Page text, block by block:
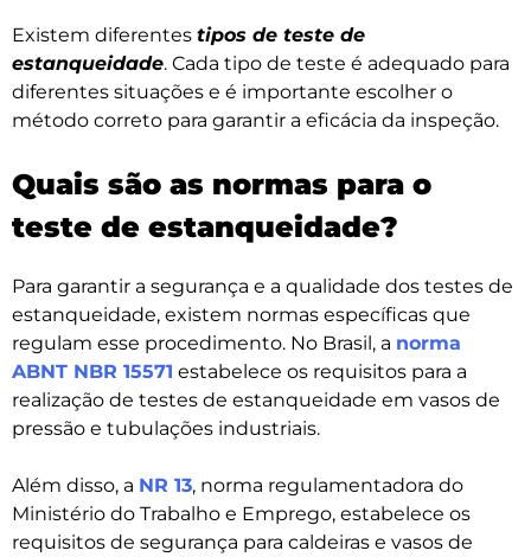
Existem diferentes tipos de teste de
estanqueidade. Cada tipo de teste é adequado para
diferentes situações e é importante escolher o
método correto para garantir a eficácia da inspeção.
Quais são as normas para o
teste de estanqueidade?
Para garantir a segurança e a qualidade dos testes de
estanqueidade, existem normas específicas que
regulam esse procedimento. No Brasil, a norma
ABNT NBR 15571 estabelece os requisitos para a
realização de testes de estanqueidade em vasos de
pressão e tubulações industriais.
Além disso, a NR 13, norma regulamentadora do
Ministério do Trabalho e Emprego, estabelece os
requisitos de segurança para caldeiras e vasos de